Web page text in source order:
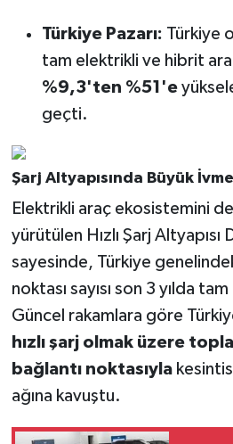
Türkiye Pazarı: Türkiye
tam elektrikli ve hibrit
%9,3'ten %51'e
geçti.
Şarj Altyapısında Büyük İvme
Elektrikli araç ekosistemini
yürütülen Hızlı Şarj Altyapısı
sayesinde, Türkiye
noktası sayısı son 3 yılda tam
Güncel rakamlara göre
hızlı şarj olmak üzere
bağlantı noktasıyla
ağına kavuştu.